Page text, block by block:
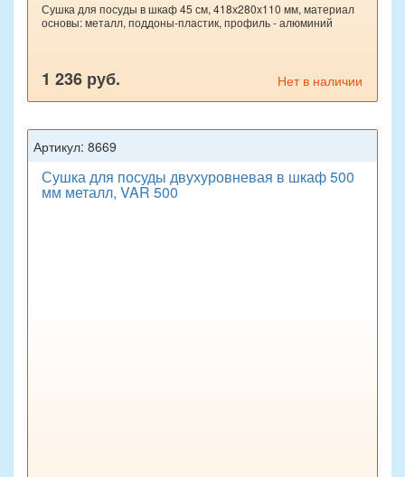
Сушка для посуды в шкаф 45 см, 418х280х110 мм, материал
основы: металл, поддоны-пластик, профиль - алюминий
1 236 руб. Нет в наличии
Артикул: 8669
Сушка для посуды двухуровневая в шкаф 500
мм металл, VAR 500